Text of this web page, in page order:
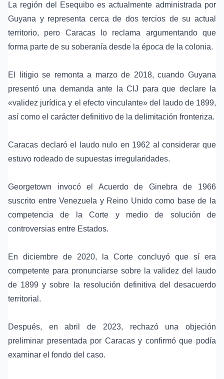
La región del Esequibo es actualmente administrada por
Guyana y representa cerca de dos tercios de su actual
territorio, pero Caracas lo reclama argumentando que
forma parte de su soberanía desde la época de la colonia.
El litigio se remonta a marzo de 2018, cuando Guyana
presentó una demanda ante la CIJ para que declare la
«validez jurídica y el efecto vinculante» del laudo de 1899,
así como el carácter definitivo de la delimitación fronteriza.
Caracas declaró el laudo nulo en 1962 al considerar que
estuvo rodeado de supuestas irregularidades.
Georgetown invocó el Acuerdo de Ginebra de 1966
suscrito entre Venezuela y Reino Unido como base de la
competencia de la Corte y medio de solución de
controversias entre Estados.
En diciembre de 2020, la Corte concluyó que sí era
competente para pronunciarse sobre la validez del laudo
de 1899 y sobre la resolución definitiva del desacuerdo
territorial.
Después, en abril de 2023, rechazó una objeción
preliminar presentada por Caracas y confirmó que podía
examinar el fondo del caso.